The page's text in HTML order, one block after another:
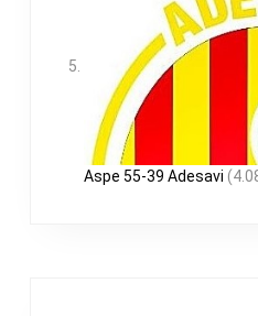
Aspe 55-39 Adesavi